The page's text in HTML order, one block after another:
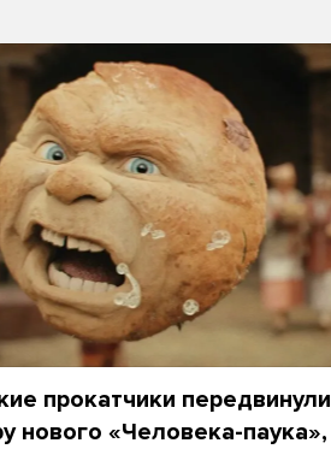
прокатчики передвинули
нового «Человека-паука»,